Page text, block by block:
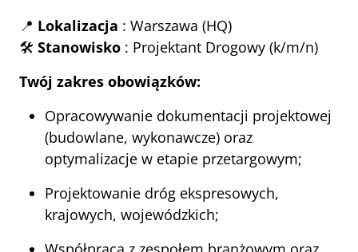
📍 Lokalizacja : Warszawa (HQ)
🛠 Stanowisko : Projektant Drogowy (k/m/n)
Twój zakres obowiązków:
Opracowywanie dokumentacji projektowej
(budowlane, wykonawcze) oraz
optymalizacje w etapie przetargowym;
Projektowanie dróg ekspresowych,
krajowych, wojewódzkich;